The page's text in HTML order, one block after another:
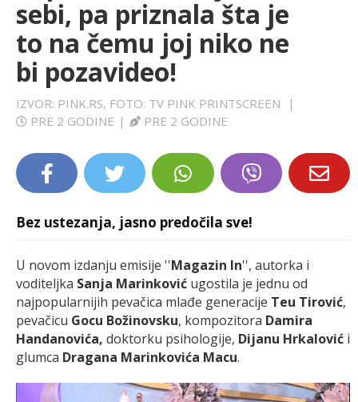
SPORT
LIFESTYLE
EXTRA
sebi, pa priznala šta je
to na čemu joj niko ne
bi pozavideo!
IZVOR: PINK.RS, FOTO: TV PINK PRINTSCREEN
|
PRE 2 GODINE | PRE 2 GODINE
Bez ustezanja, jasno predočila sve!
U novom izdanju emisije ''Magazin In'', autorka i
voditeljka Sanja Marinković ugostila je jednu od
najpopularnijih pevačica mlađe generacije Teu Tirović,
pevačicu Gocu Božinovsku, kompozitora Damira
Handanovića, doktorku psihologije, Dijanu Hrkalović i
glumca Dragana Marinkovića Macu.